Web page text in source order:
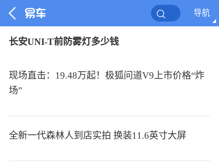
导航
长安UNI-T前防雾灯多少钱
现场直击：19.48万起！极狐问道V9上市价格“炸
场”
全新一代森林人到店实拍 换装11.6英寸大屏